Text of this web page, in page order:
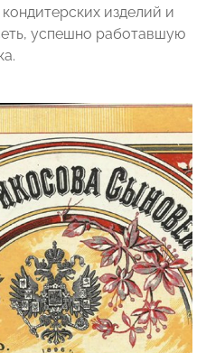
изделий и
успешно работавшую